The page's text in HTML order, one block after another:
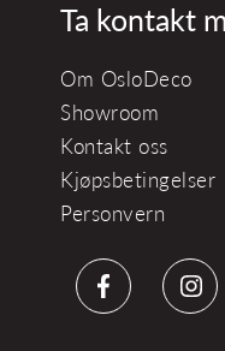
Ta kontakt
Om OsloDeco
Showroom
Kontakt oss
Kjøpsbetingelser
Personvern
Facebook